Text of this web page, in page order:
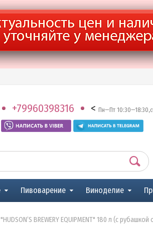
+79960398316 < Пн—Пт
Пивоварение Виноделие
BREWERY EQUIPMENT" 180 л (с